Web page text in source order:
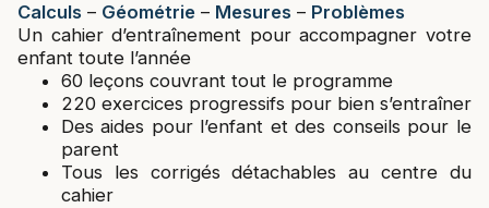
Calculs – Géométrie – Mesures – Problèmes
Un cahier d’entraînement pour accompagner votre
enfant toute l’année
60 leçons couvrant tout le programme
220 exercices progressifs pour bien s’entraîner
Des aides pour l’enfant et des conseils pour le
parent
Tous les corrigés détachables au centre du
cahier